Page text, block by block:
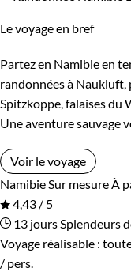
Le voyage en bref
Partez en Namibie en
randonnées à Naukluft,
Spitzkoppe, falaises du
Une aventure sauvage
Voir le voyage
Namibie Sur mesure À
4,43 / 5
13 jours Splendeurs
Voyage réalisable :
/ pers.